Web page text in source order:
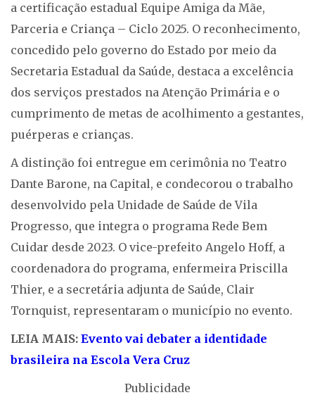
a certificação estadual Equipe Amiga da Mãe,
Parceria e Criança – Ciclo 2025. O reconhecimento,
concedido pelo governo do Estado por meio da
Secretaria Estadual da Saúde, destaca a excelência
dos serviços prestados na Atenção Primária e o
cumprimento de metas de acolhimento a gestantes,
puérperas e crianças.
A distinção foi entregue em cerimônia no Teatro
Dante Barone, na Capital, e condecorou o trabalho
desenvolvido pela Unidade de Saúde de Vila
Progresso, que integra o programa Rede Bem
Cuidar desde 2023. O vice-prefeito Angelo Hoff, a
coordenadora do programa, enfermeira Priscilla
Thier, e a secretária adjunta de Saúde, Clair
Tornquist, representaram o município no evento.
LEIA MAIS: Evento vai debater a identidade
brasileira na Escola Vera Cruz
Publicidade